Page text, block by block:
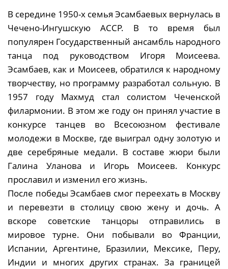
В середине 1950-х семья Эсамбаевых вернулась в
Чечено-Ингушскую АССР. В то время был
популярен Государственный ансамбль народного
танца под руководством Игоря Моисеева.
Эсамбаев, как и Моисеев, обратился к народному
творчеству, но программу разработал сольную. В
1957 году Махмуд стал солистом Чеченской
филармонии. В этом же году он принял участие в
конкурсе танцев во Всесоюзном фестивале
молодежи в Москве, где выиграл одну золотую и
две серебряные медали. В составе жюри были
Галина Уланова и Игорь Моисеев. Конкурс
прославил и изменил его жизнь.
После победы Эсамбаев смог переехать в Москву
и перевезти в столицу свою жену и дочь. А
вскоре советские танцоры отправились в
мировое турне. Они побывали во Франции,
Испании, Аргентине, Бразилии, Мексике, Перу,
Индии и многих других странах. За границей